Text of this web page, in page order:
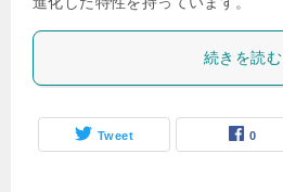
続きを読む
Tweet 0